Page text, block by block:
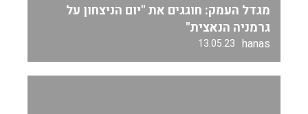
מגדל העמק: חוגגים את "יום הניצחון על
גרמניה הנאצית"
hanas
13.05.23